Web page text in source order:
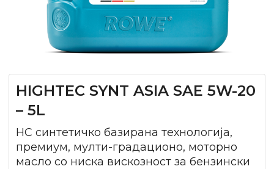
HIGHTEC SYNT ASIA SAE 5W-20
– 5L
HC синтетичко базирана технологија,
премиум, мулти-градационо, моторно
масло со ниска вискозност за бензински